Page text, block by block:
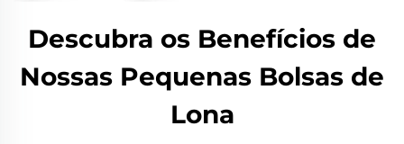
Descubra os Benefícios de
Nossas Pequenas Bolsas de
Lona